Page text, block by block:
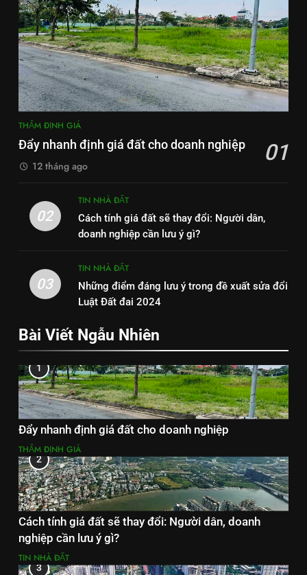
THẨM ĐỊNH GIÁ
Đẩy nhanh định giá đất cho doanh nghiệp 01
12 tháng ago
02
TIN NHÀ ĐẤT
Cách tính giá đất sẽ thay đổi: Người dân,
doanh nghiệp cần lưu ý gì?
03
TIN NHÀ ĐẤT
Những điểm đáng lưu ý trong đề xuất sửa đổi
Luật Đất đai 2024
Bài Viết Ngẫu Nhiên
1
Đẩy nhanh định giá đất cho doanh nghiệp
THẨM ĐỊNH GIÁ
2
Cách tính giá đất sẽ thay đổi: Người dân, doanh
nghiệp cần lưu ý gì?
TIN NHÀ ĐẤT
3